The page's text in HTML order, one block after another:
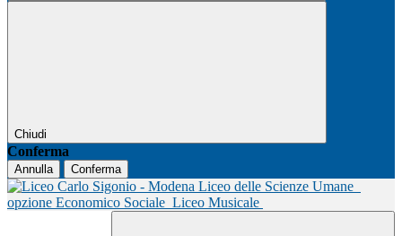
Chiudi
Conferma
Annulla Conferma
Liceo delle Scienze Umane
opzione Economico Sociale Liceo Musicale